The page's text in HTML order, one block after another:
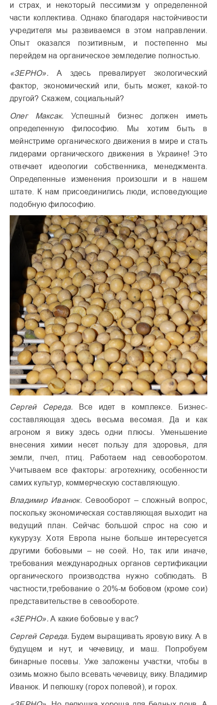
и страх, и некоторый пессимизм у определенной
части коллектива. Однако благодаря настойчивости
учредителя мы развиваемся в этом направлении.
Опыт оказался позитивным, и постепенно мы
перейдем на органическое земледелие полностью.
«ЗЕРНО».А здесь превалирует экологический
фактор, экономический или, быть может, какой-то
другой? Скажем, социальный?
Олег Максак. Успешный бизнес должен иметь
определенную философию. Мы хотим быть в
мейнстриме органического движения в мире и стать
лидерами органического движения в Украине! Это
отвечает идеологии собственника, менеджмента.
Определенные изменения произошли и в нашем
штате. К нам присоединились люди, исповедующие
подобную философию.
Сергей Середа. Все идет в комплексе. Бизнес-
составляющая здесь весьма весомая. Да и как
агроном я вижу здесь одни плюсы. Уменьшение
внесения химии несет пользу для здоровья, для
земли, пчел, птиц. Работаем над севооборотом.
Учитываем все факторы: агротехнику, особенности
самих культур, коммерческую составляющую.
Владимир Иванюк.Севооборот – сложный вопрос,
поскольку экономическая составляющая выходит на
ведущий план. Сейчас большой спрос на сою и
кукурузу. Хотя Европа ныне больше интересуется
другими бобовыми – не соей. Но, так или иначе,
требования международных органов сертификации
органического производства нужно соблюдать. В
частности,требование о 20%-м бобовом (кроме сои)
представительстве в севообороте.
«ЗЕРНО».А какие бобовые у вас?
Сергей Середа. Будем выращивать яровую вику. А в
будущем и нут, и чечевицу, и маш. Попробуем
бинарные посевы. Уже заложены участки, чтобы в
озимь можно было всевать чечевицу, вику. Владимир
Иванюк. И пелюшку (горох полевой), и горох.